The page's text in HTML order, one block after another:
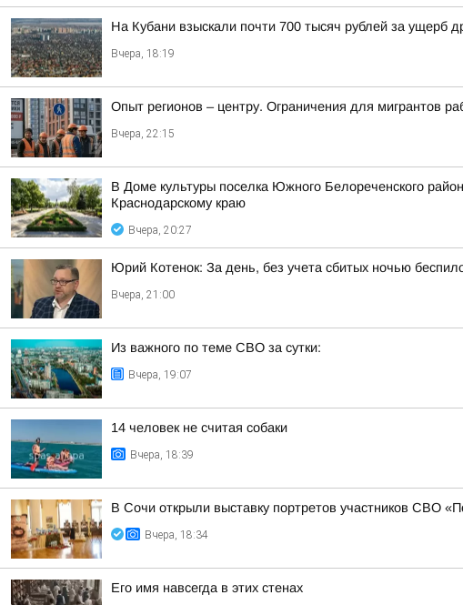
На Кубани взыскали почти 700 тысяч рублей за ущерб
Вчера, 18:19
Опыт регионов – центру. Ограничения для мигрантов
Вчера, 22:15
В Доме культуры поселка Южного Белореченского
Краснодарскому краю
Вчера, 20:27
Юрий Котенок: За день, без учета сбитых ночью
Вчера, 21:00
Из важного по теме СВО за сутки:
Вчера, 19:07
14 человек не считая собаки
Вчера, 18:39
В Сочи открыли выставку портретов участников СВО
Вчера, 18:34
Его имя навсегда в этих стенах